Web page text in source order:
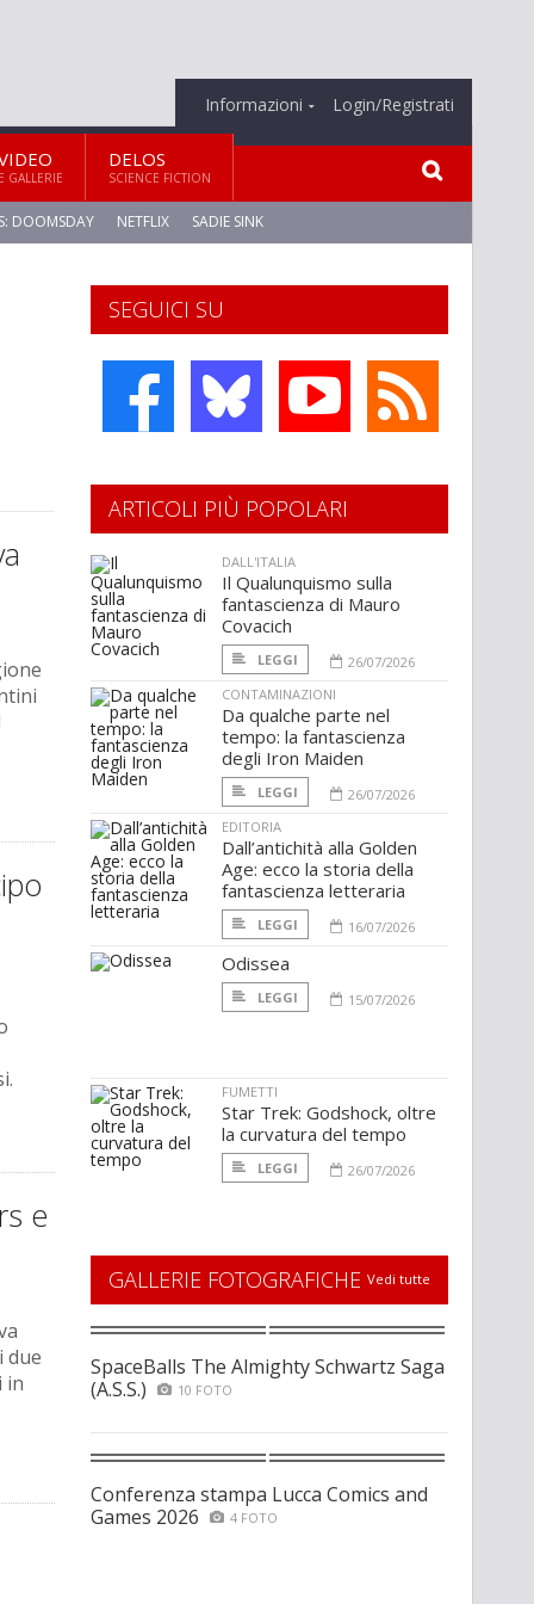
Informazioni Login/Registrati
E GALLERIE
DELOS
SCIENCE FICTION
DOOMSDAY NETFLIX SADIE SINK
e
due
in
SEGUICI SU
ARTICOLI PIÙ POPOLARI
DALL'ITALIA
Il Qualunquismo sulla
fantascienza di Mauro
Covacich
LEGGI
26/07/2026
CONTAMINAZIONI
Da qualche parte nel
tempo: la fantascienza
degli Iron Maiden
LEGGI
26/07/2026
EDITORIA
Dall’antichità alla Golden
Age: ecco la storia della
fantascienza letteraria
LEGGI 16/07/2026
Odissea
LEGGI 15/07/2026
FUMETTI
Star Trek: Godshock, oltre
la curvatura del tempo
LEGGI 26/07/2026
GALLERIE FOTOGRAFICHE Vedi tutte
SpaceBalls The Almighty Schwartz Saga
(A.S.S.)
10 FOTO
Conferenza stampa Lucca Comics and
Games 2026
4 FOTO